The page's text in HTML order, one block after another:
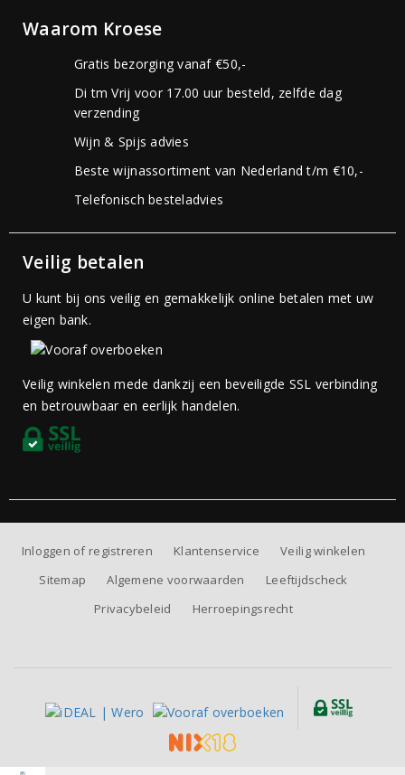
Waarom Kroese
Gratis bezorging vanaf €50,-
Di tm Vrij voor 17.00 uur besteld, zelfde dag
verzending
Wijn & Spijs advies
Beste wijnassortiment van Nederland t/m €10,-
Telefonisch besteladvies
Veilig betalen
U kunt bij ons veilig en gemakkelijk online betalen met uw
eigen bank.
Veilig winkelen mede dankzij een beveiligde SSL verbinding
en betrouwbaar en eerlijk handelen.
Inloggen of registreren Klantenservice
Veilig winkelen
Sitemap
Algemene voorwaarden
Leeftijdscheck
Privacybeleid
Herroepingsrecht